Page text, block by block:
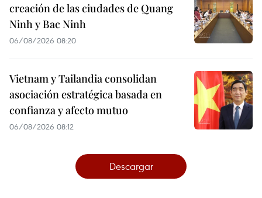
creación de las ciudades de Quang
Ninh y Bac Ninh
06/08/2026 08:20
Vietnam y Tailandia consolidan
asociación estratégica basada en
confianza y afecto mutuo
06/08/2026 08:12
Descargar